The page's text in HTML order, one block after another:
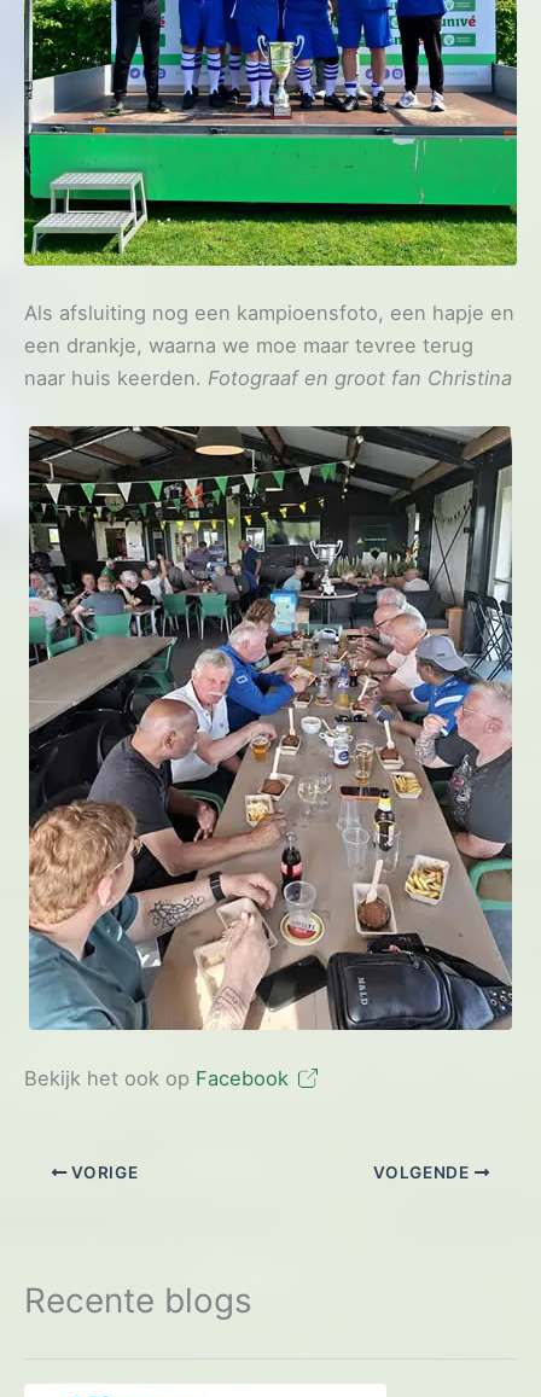
Als afsluiting nog een kampioensfoto, een hapje en
een drankje, waarna we moe maar tevree terug
naar huis keerden. Fotograaf en groot fan Christina
Bekijk het ook op Facebook
VORIGE VOLGENDE
Recente blogs